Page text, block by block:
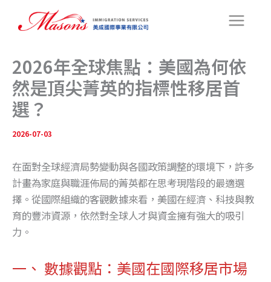
2026年全球焦點：美國為何依
然是頂尖菁英的指標性移居首
選？
2026-07-03
在面對全球經濟局勢變動與各國政策調整的環境下，許多
計畫為家庭與職涯佈局的菁英都在思考現階段的最適選
擇。從國際組織的客觀數據來看，美國在經濟、科技與教
育的豐沛資源，依然對全球人才與資金擁有強大的吸引
力。
一、 數據觀點：美國在國際移居市場